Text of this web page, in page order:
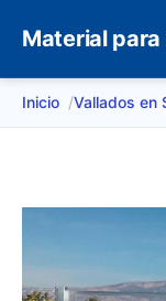
Material
Inicio Vallados en